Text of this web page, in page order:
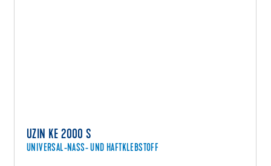
UZIN KE 2000 S
UNIVERSAL-NASS- UND HAFTKLEBSTOFF